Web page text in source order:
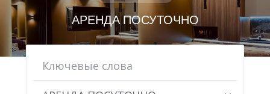
АРЕНДА ПОСУТОЧНО